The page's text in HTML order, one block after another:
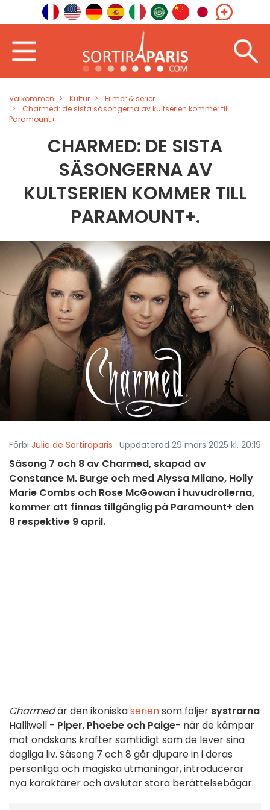
Välkommen Kultur
Filmer & serier
Charmed: de sista säsongerna av kultserien kommer till
Paramount+.
CHARMED: DE SISTA
SÄSONGERNA AV
KULTSERIEN KOMMER TILL
PARAMOUNT+.
Förbi Julie de Sortiraparis · Uppdaterad 29 mars 2025 kl. 20:19
Säsong 7 och 8 av Charmed, skapad av
Constance M. Burge och med Alyssa Milano, Holly
Marie Combs och Rose McGowan i huvudrollerna,
kommer att finnas tillgänglig på Paramount+ den
8 respektive 9 april.
Charmedär den ikoniskaseriensom följer systrarna
Halliwell - Piper, Phoebe och Paige- när de kämpar
mot ondskans krafter samtidigt som de lever sina
dagliga liv. Säsong 7 och 8 går djupare in i deras
personliga och magiska utmaningar, introducerar
nya karaktärer och avslutar stora berättelsebågar.